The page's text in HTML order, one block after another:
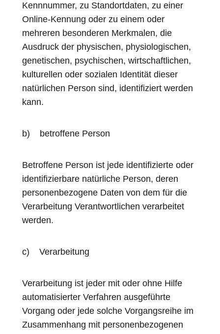
Kennnummer, zu Standortdaten, zu einer
Online-Kennung oder zu einem oder
mehreren besonderen Merkmalen, die
Ausdruck der physischen, physiologischen,
genetischen, psychischen, wirtschaftlichen,
kulturellen oder sozialen Identität dieser
natürlichen Person sind, identifiziert werden
kann.
b) betroffene Person
Betroffene Person ist jede identifizierte oder
identifizierbare natürliche Person, deren
personenbezogene Daten von dem für die
Verarbeitung Verantwortlichen verarbeitet
werden.
c) Verarbeitung
Verarbeitung ist jeder mit oder ohne Hilfe
automatisierter Verfahren ausgeführte
Vorgang oder jede solche Vorgangsreihe im
Zusammenhang mit personenbezogenen